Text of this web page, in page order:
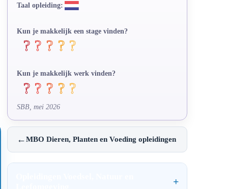
Taal opleiding:
Kun je makkelijk een stage vinden?
Kun je makkelijk werk vinden?
SBB, mei 2026
←MBO Dieren, Planten en Voeding opleidingen